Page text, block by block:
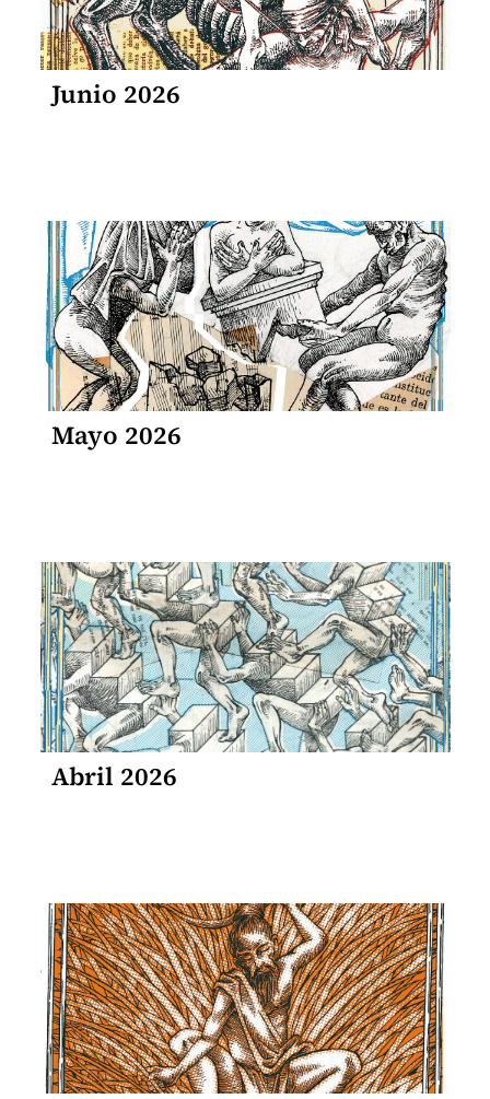
Junio 2026
Mayo 2026
Abril 2026